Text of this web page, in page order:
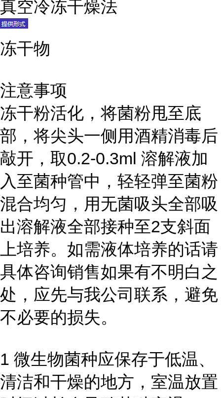
真空冷冻干燥法
冻干物
注意事项
冻干粉活化，将菌粉甩至底
部，将尖头一侧用酒精消毒后
敲开，取0.2-0.3ml 溶解液加
入至菌种管中，轻轻弹至菌粉
混合均匀，用无菌吸头全部吸
出溶解液全部接种至2支斜面
上培养。如需液体培养的话请
具体咨询销售如果有不明白之
处，应先与我公司联系，避免
不必要的损失。
1 微生物菌种应保存于低温、
清洁和干燥的地方，室温放置